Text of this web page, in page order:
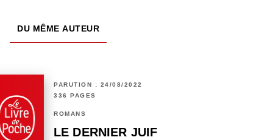
DU MÊME AUTEUR
PARUTION : 24/08/2022
336 PAGES
ROMANS
LE DERNIER JUIF